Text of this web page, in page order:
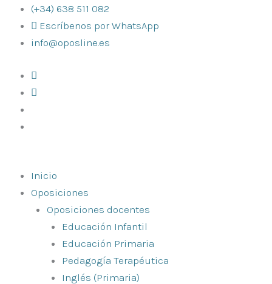
contenido
(+34) 638 511 082
Escríbenos por WhatsApp
info@oposline.es
Inicio
Oposiciones
Oposiciones docentes
Educación Infantil
Educación Primaria
Pedagogía Terapéutica
Inglés (Primaria)